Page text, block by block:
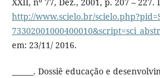
http://www.scielo.br/
em: 23/11/ 2016.
______. Dossiê educação e